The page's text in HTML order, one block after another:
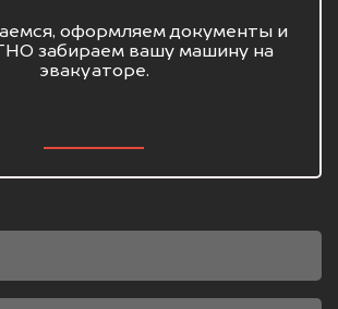
оформляем документы и
забираем вашу машину на
эвакуаторе.